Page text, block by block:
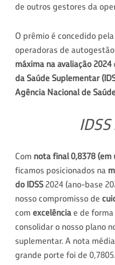
de outros gestores da
O prêmio é concedido
operadoras de
máxima na avaliação 2024
da Saúde Suplementar
Agência Nacional de
Com nota final 0,8378 (em
ficamos posicionados na
do IDSS2024 (ano-base
nosso compromisso de
com excelência e de forma
consolidar o nosso plano
suplementar. A nota
grande porte foi de 0,7805.